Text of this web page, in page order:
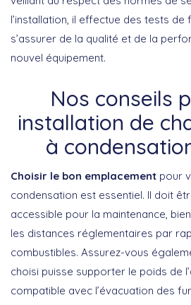
l’installation, il effectue des tests
s’assurer de la qualité et de la
nouvel équipement.
Nos conseils
installation de
à
Choisir le bon emplacement pour
condensation est essentiel. Il doit
accessible pour la maintenance,
les distances réglementaires par
combustibles. Assurez-vous
choisi puisse supporter le poids de
compatible avec l’évacuation des